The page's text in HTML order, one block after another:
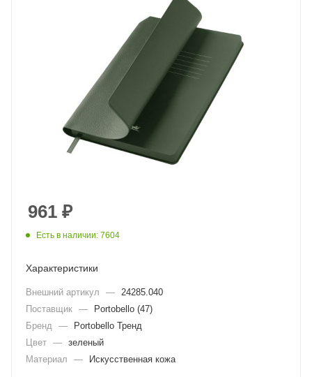
961 ₽
Есть в наличии: 7604
Характеристики
Внешний артикул —
24285.040
Поставщик —
Portobello (47)
Бренд
—
Portobello Тренд
Цвет — зеленый
Материал
— Искусственная кожа